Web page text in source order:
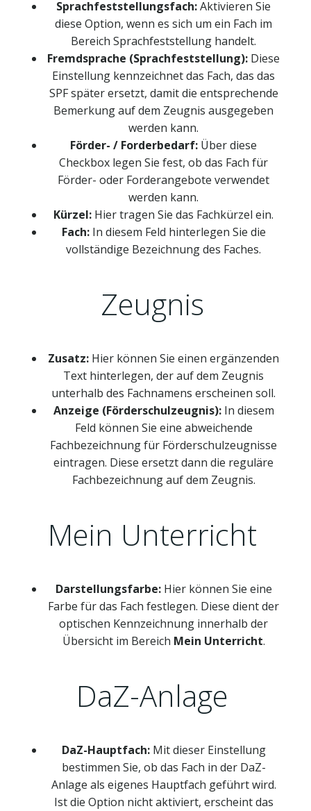
Sprachfeststellungsfach:Aktivieren Sie
diese Option, wenn es sich um ein Fach im
Bereich Sprachfeststellung handelt.
Fremdsprache (Sprachfeststellung): Diese
Einstellung kennzeichnet das Fach, das das
SPF später ersetzt, damit die entsprechende
Bemerkung auf dem Zeugnis ausgegeben
werden kann.
Förder- / Forderbedarf: Über diese
Checkbox legen Sie fest, ob das Fach für
Förder- oder Forderangebote verwendet
werden kann.
Kürzel: Hier tragen Sie das Fachkürzel ein.
Fach:In diesem Feld hinterlegen Sie die
vollständige Bezeichnung des Faches.
Zeugnis
Zusatz: Hier können Sie einen ergänzenden
Text hinterlegen, der auf dem Zeugnis
unterhalb des Fachnamens erscheinen soll.
Anzeige (Förderschulzeugnis):In diesem
Feld können Sie eine abweichende
Fachbezeichnung für Förderschulzeugnisse
eintragen. Diese ersetzt dann die reguläre
Fachbezeichnung auf dem Zeugnis.
Mein Unterricht
Darstellungsfarbe:Hier können Sie eine
Farbe für das Fach festlegen. Diese dient der
optischen Kennzeichnung innerhalb der
Übersicht im Bereich Mein Unterricht.
DaZ-Anlage
DaZ-Hauptfach:Mit dieser Einstellung
bestimmen Sie, ob das Fach in der DaZ-
Anlage als eigenes Hauptfach geführt wird.
Ist die Option nicht aktiviert, erscheint das